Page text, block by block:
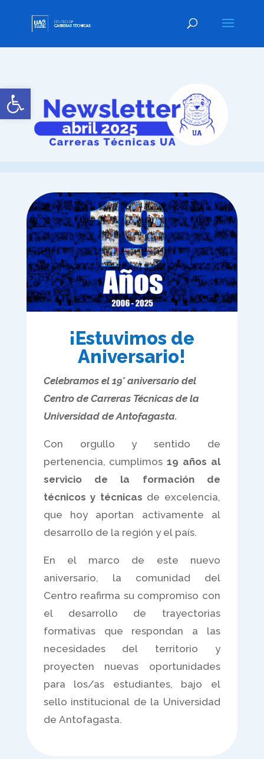
Abrir barra de herramientas
¡Estuvimos de
Aniversario!
Celebramos el 19° aniversario del
Centro de Carreras Técnicas de la
Universidad de Antofagasta.
Con orgullo y sentido de
pertenencia, cumplimos 19 años al
servicio de la formación de
técnicos y técnicas de excelencia,
que hoy aportan activamente al
desarrollo de la región y el país.
En el marco de este nuevo
aniversario, la comunidad del
Centro reafirma su compromiso con
el desarrollo de trayectorias
formativas que respondan a las
necesidades del territorio y
proyecten nuevas oportunidades
para los/as estudiantes, bajo el
sello institucional de la Universidad
de Antofagasta.